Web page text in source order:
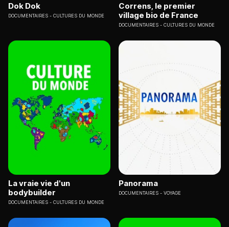
Dok Dok
DOCUMENTAIRES CULTURES DU MONDE
Correns, le premier
village bio de France
DOCUMENTAIRES CULTURES DU MONDE
La vraie vie d'un
bodybuilder
DOCUMENTAIRES CULTURES DU MONDE
Panorama
DOCUMENTAIRES VOYAGE